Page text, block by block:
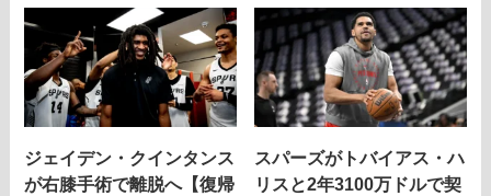
ジェイデン・クインタンス
が右膝手術で離脱へ【復帰
スパーズがトバイアス・ハ
リスと2年3100万ドルで契